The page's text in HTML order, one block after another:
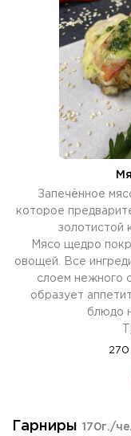
Запечённое
которое
золотистой
Мясо щедро
овощей. Все
слоем нежного
образует
блюдо
270
Гарниры 170г./